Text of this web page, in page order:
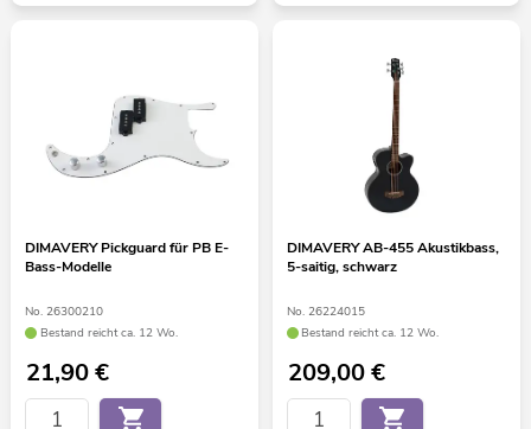
DIMAVERY Pickguard für PB E-
Bass-Modelle
No. 26300210
Bestand reicht ca. 12 Wo.
21,90€
DIMAVERY AB-455 Akustikbass,
5-saitig, schwarz
No. 26224015
Bestand reicht ca. 12 Wo.
209,00€